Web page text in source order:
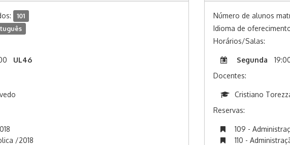
101
UL46
/2018
Número de alunos
Idioma de
Horários/Salas:
Segunda
Docentes:
Cristiano
Reservas:
109 -
110 -